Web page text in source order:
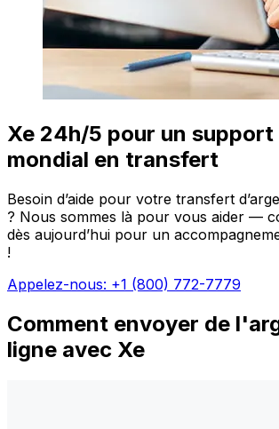
Xe 24h/5 pour un
mondial en transfert
Besoin d’aide pour votre transfert
? Nous sommes là pour vous aider —
dès aujourd’hui pour un
!
Appelez-nous: +1 (800) 772-7779
Comment envoyer de
ligne avec Xe